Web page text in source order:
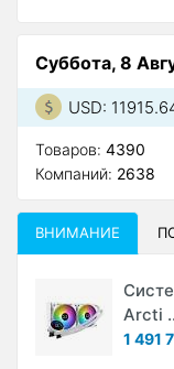
Суббота, 8
USD:
Товаров: 4390
Компаний: 2638
ВНИМАНИЕ
Arcti
1 491